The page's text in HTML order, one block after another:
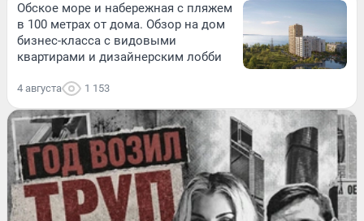
Обское море и набережная с пляжем
в 100 метрах от дома. Обзор на дом
бизнес-класса с видовыми
квартирами и дизайнерским лобби
4 августа 1 153